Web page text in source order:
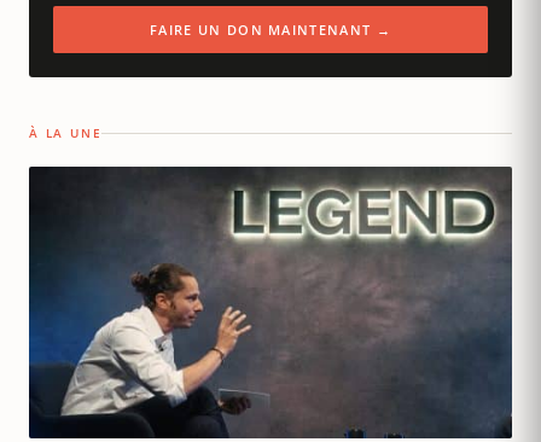
FAIRE UN DON MAINTENANT →
À LA UNE